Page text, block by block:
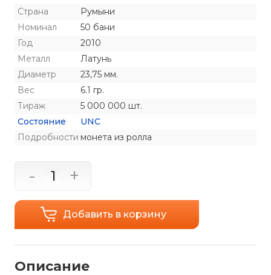
Страна
Румыни
Номинал
50 бани
Год
2010
Металл
Латунь
Диаметр
23,75 мм.
Вес
6.1 гр.
Тираж
5 000 000 шт.
Состояние
UNC
Подробности монета из ролла
- +
Добавить в корзину
Описание